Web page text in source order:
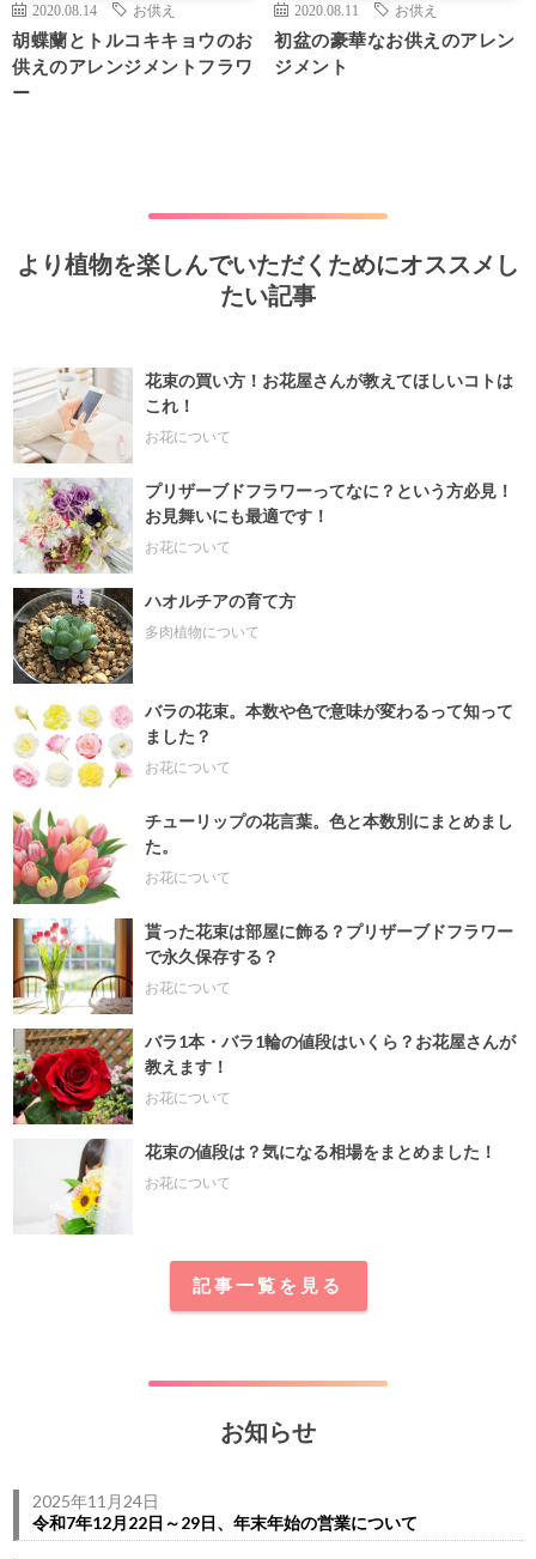
2020.08.14 お供え
胡蝶蘭とトルコキキョウのお
供えのアレンジメントフラワ
ー
2020.08.11 お供え
初盆の豪華なお供えのアレン
ジメント
より植物を楽しんでいただくためにオススメし
たい記事
花束の買い方！お花屋さんが教えてほしいコトは
これ！
お花について
プリザーブドフラワーってなに？という方必見！
お見舞いにも最適です！
お花について
ハオルチアの育て方
多肉植物について
バラの花束。本数や色で意味が変わるって知って
ました？
お花について
チューリップの花言葉。色と本数別にまとめまし
た。
お花について
貰った花束は部屋に飾る？プリザーブドフラワー
で永久保存する？
お花について
バラ1本・バラ1輪の値段はいくら？お花屋さんが
教えます！
お花について
花束の値段は？気になる相場をまとめました！
お花について
記事一覧を見る
お知らせ
2025年11月24日
令和7年12月22日～29日、年末年始の営業について